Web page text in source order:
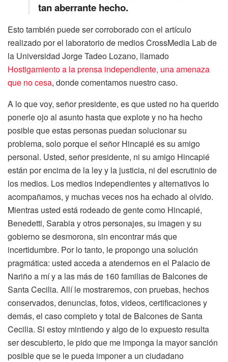
tan aberrante hecho.
Esto también puede ser corroborado con el artículo
realizado por el laboratorio de medios CrossMedia Lab de
la Universidad Jorge Tadeo Lozano, llamado
Hostigamiento a la prensa independiente, una amenaza
que no cesa, donde comentamos nuestro caso.
A lo que voy, señor presidente, es que usted no ha querido
ponerle ojo al asunto hasta que explote y no ha hecho
posible que estas personas puedan solucionar su
problema, solo porque el señor Hincapié es su amigo
personal. Usted, señor presidente, ni su amigo Hincapié
están por encima de la ley y la justicia, ni del escrutinio de
los medios. Los medios independientes y alternativos lo
acompañamos, y muchas veces nos ha echado al olvido.
Mientras usted está rodeado de gente como Hincapié,
Benedetti, Sarabia y otros personajes, su imagen y su
gobierno se desmorona, sin encontrar más que
incertidumbre. Por lo tanto, le propongo una solución
pragmática: usted acceda a atendernos en el Palacio de
Nariño a mí y a las más de 160 familias de Balcones de
Santa Cecilia. Allí le mostraremos, con pruebas, hechos
conservados, denuncias, fotos, videos, certificaciones y
demás, el caso completo y total de Balcones de Santa
Cecilia. Si estoy mintiendo y algo de lo expuesto resulta
ser descubierto, le pido que me imponga la mayor sanción
posible que se le pueda imponer a un ciudadano